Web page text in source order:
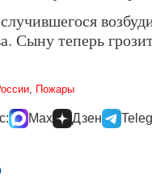
Сыну теперь
, Пожары
Max Дзен